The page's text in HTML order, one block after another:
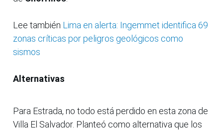
Lee también Lima en alerta: Ingemmet identifica 69
zonas críticas por peligros geológicos como
sismos
Alternativas
Para Estrada, no todo está perdido en esta zona de
Villa El Salvador. Planteó como alternativa que los